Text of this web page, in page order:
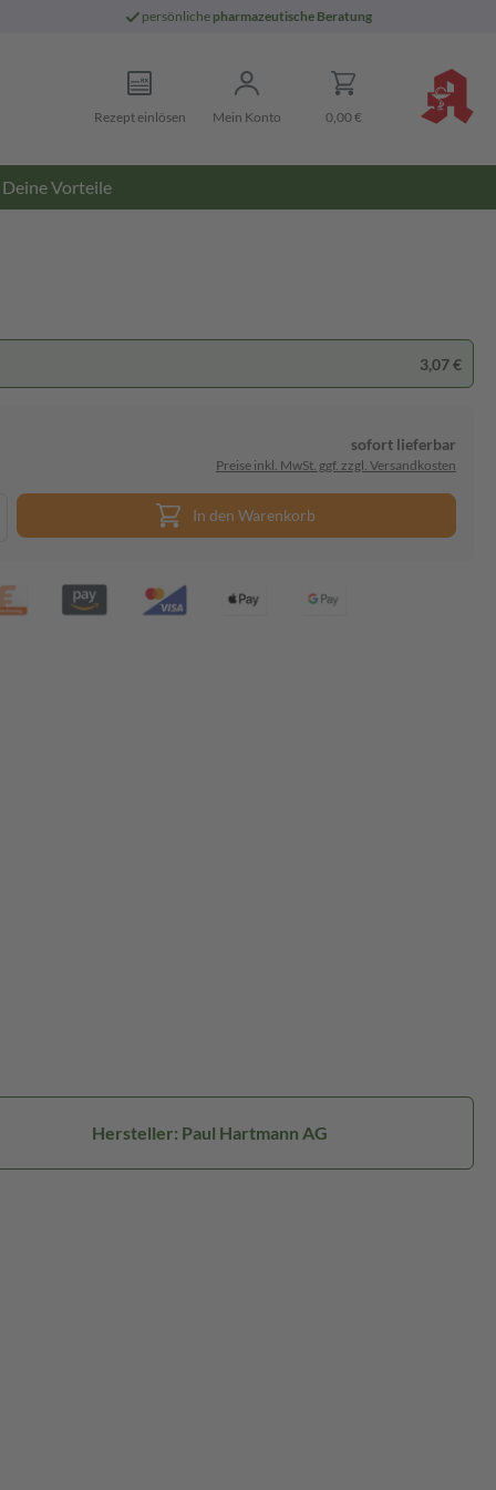
persönliche pharmazeutische Beratung
Rezept einlösen Mein Konto 0,00 €
Deine Vorteile
3,07 €
sofort lieferbar
Preise inkl. MwSt. ggf. zzgl. Versandkosten
In den Warenkorb
Hersteller: Paul Hartmann AG